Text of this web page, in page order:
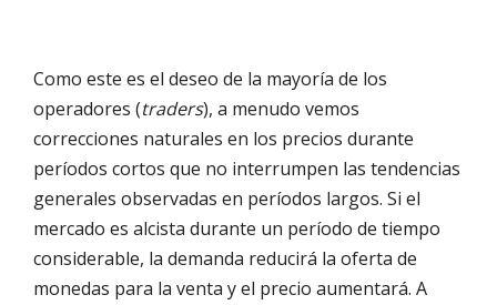
Como este es el deseo de la mayoría de los
operadores (traders), a menudo vemos
correcciones naturales en los precios durante
períodos cortos que no interrumpen las tendencias
generales observadas en períodos largos. Si el
mercado es alcista durante un período de tiempo
considerable, la demanda reducirá la oferta de
monedas para la venta y el precio aumentará. A